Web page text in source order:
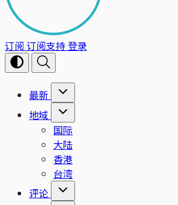
订阅 订阅支持登录
最新
地域
国际
大陆
香港
台湾
评论